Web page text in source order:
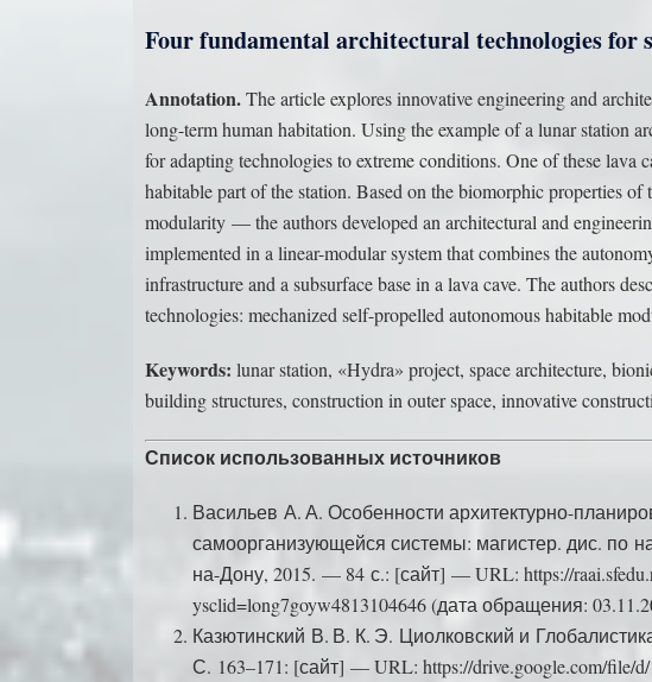
Four fundamental architectural technologies for
Annotation.The article explores innovative engineering and
long-term human habitation. Using the example of a lunar station
for adapting technologies to extreme conditions. One of these lava
habitable part of the station. Based on the biomorphic properties
modularity — the authors developed an architectural and
implemented in a linear-modular system that combines the
infrastructure and a subsurface base in a lava cave. The authors
technologies: mechanized self-propelled autonomous habitable
Keywords: lunar station, «Hydra» project, space architecture,
building structures, construction in outer space, innovative
Список использованных источников
Васильев А. А. Особенности архитектурно-
самоорганизующейся системы: магистер. дис. по
на-Дону, 2015. — 84 с.: [сайт] — URL: https://
ysclid=­long7goyw4813104646 (дата обращения:
Казютинский В. В. К. Э. Циолковский и
С. 163–171: [сайт] — URL: https://drive.google.com/file/